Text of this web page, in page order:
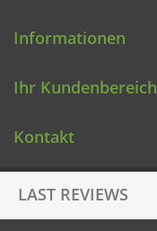
Informationen
Ihr Kundenbereich
Kontakt
LAST REVIEWS